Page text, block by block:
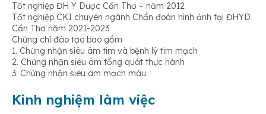
Tốt nghiệp ĐH Y Dược Cần Thơ – năm 2012
Tốt nghiệp CKI chuyên ngành Chẩn đoán hình ảnh tại ĐHYD
Cần Thơ năm 2021-2023
Chứng chỉ đào tạo bao gồm
1. Chứng nhận siêu âm tim và bệnh lý tim mạch
2. Chứng nhận siêu âm tổng quát thực hành
3. Chứng nhận siêu âm mạch máu
Kinh nghiệm làm việc